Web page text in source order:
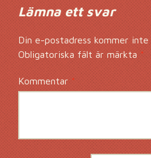
Lämna ett svar
Din e-postadress kommer inte
Obligatoriska fält är märkta*
Kommentar*